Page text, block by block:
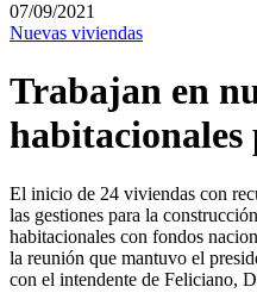
07/09/2021
Nuevas viviendas
Trabajan en
El inicio de 24 viviendas con
las gestiones para la
habitacionales con fondos
la reunión que mantuvo el
con el intendente de Feliciano,